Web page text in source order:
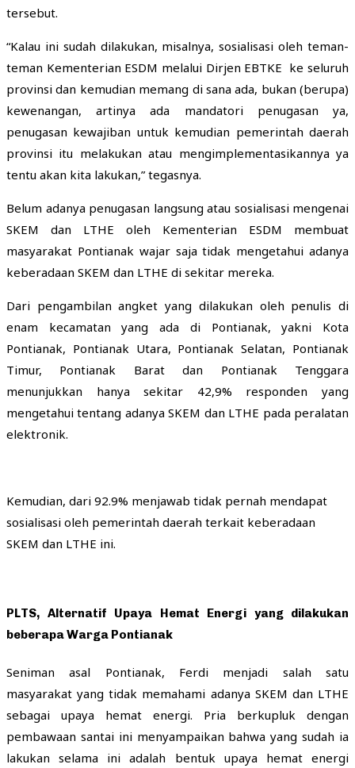
tersebut.
“Kalau ini sudah dilakukan, misalnya, sosialisasi oleh teman-
teman Kementerian ESDM melalui Dirjen EBTKE ke seluruh
provinsi dan kemudian memang di sana ada, bukan (berupa)
kewenangan, artinya ada mandatori penugasan ya,
penugasan kewajiban untuk kemudian pemerintah daerah
provinsi itu melakukan atau mengimplementasikannya ya
tentu akan kita lakukan,” tegasnya.
Belum adanya penugasan langsung atau sosialisasi mengenai
SKEM dan LTHE oleh Kementerian ESDM membuat
masyarakat Pontianak wajar saja tidak mengetahui adanya
keberadaan SKEM dan LTHE di sekitar mereka.
Dari pengambilan angket yang dilakukan oleh penulis di
enam kecamatan yang ada di Pontianak, yakni Kota
Pontianak, Pontianak Utara, Pontianak Selatan, Pontianak
Timur, Pontianak Barat dan Pontianak Tenggara
menunjukkan hanya sekitar 42,9% responden yang
mengetahui tentang adanya SKEM dan LTHE pada peralatan
elektronik.
Kemudian, dari 92.9% menjawab tidak pernah mendapat
sosialisasi oleh pemerintah daerah terkait keberadaan
SKEM dan LTHE ini.
PLTS, Alternatif Upaya Hemat Energi yang dilakukan
beberapa Warga Pontianak
Seniman asal Pontianak, Ferdi menjadi salah satu
masyarakat yang tidak memahami adanya SKEM dan LTHE
sebagai upaya hemat energi. Pria berkupluk dengan
pembawaan santai ini menyampaikan bahwa yang sudah ia
lakukan selama ini adalah bentuk upaya hemat energi